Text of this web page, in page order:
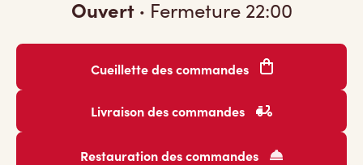
Ouvert · Fermeture 22:00
Cueillette des commandes
Livraison des commandes
Restauration des commandes